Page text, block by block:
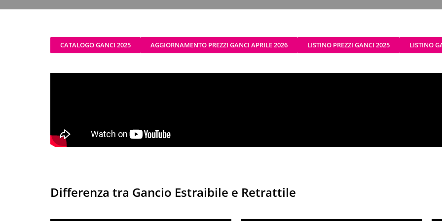
CATALOGO GANCI 2025 AGGIORNAMENTO PREZZI GANCI APRILE 2026 LISTINO PREZZI GANCI 2025 LISTINO
Differenza tra Gancio Estraibile e Retrattile